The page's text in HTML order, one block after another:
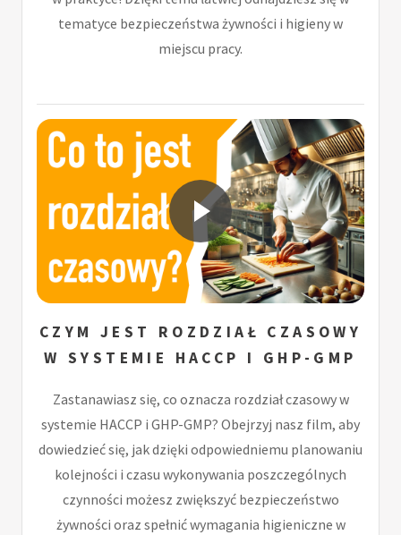
tematyce bezpieczeństwa żywności i higieny w
miejscu pracy.
CZYM JEST ROZDZIAŁ CZASOWY
W SYSTEMIE HACCP I GHP-GMP
Zastanawiasz się, co oznacza rozdział czasowy w
systemie HACCP i GHP-GMP? Obejrzyj nasz film, aby
dowiedzieć się, jak dzięki odpowiedniemu planowaniu
kolejności i czasu wykonywania poszczególnych
czynności możesz zwiększyć bezpieczeństwo
żywności oraz spełnić wymagania higieniczne w